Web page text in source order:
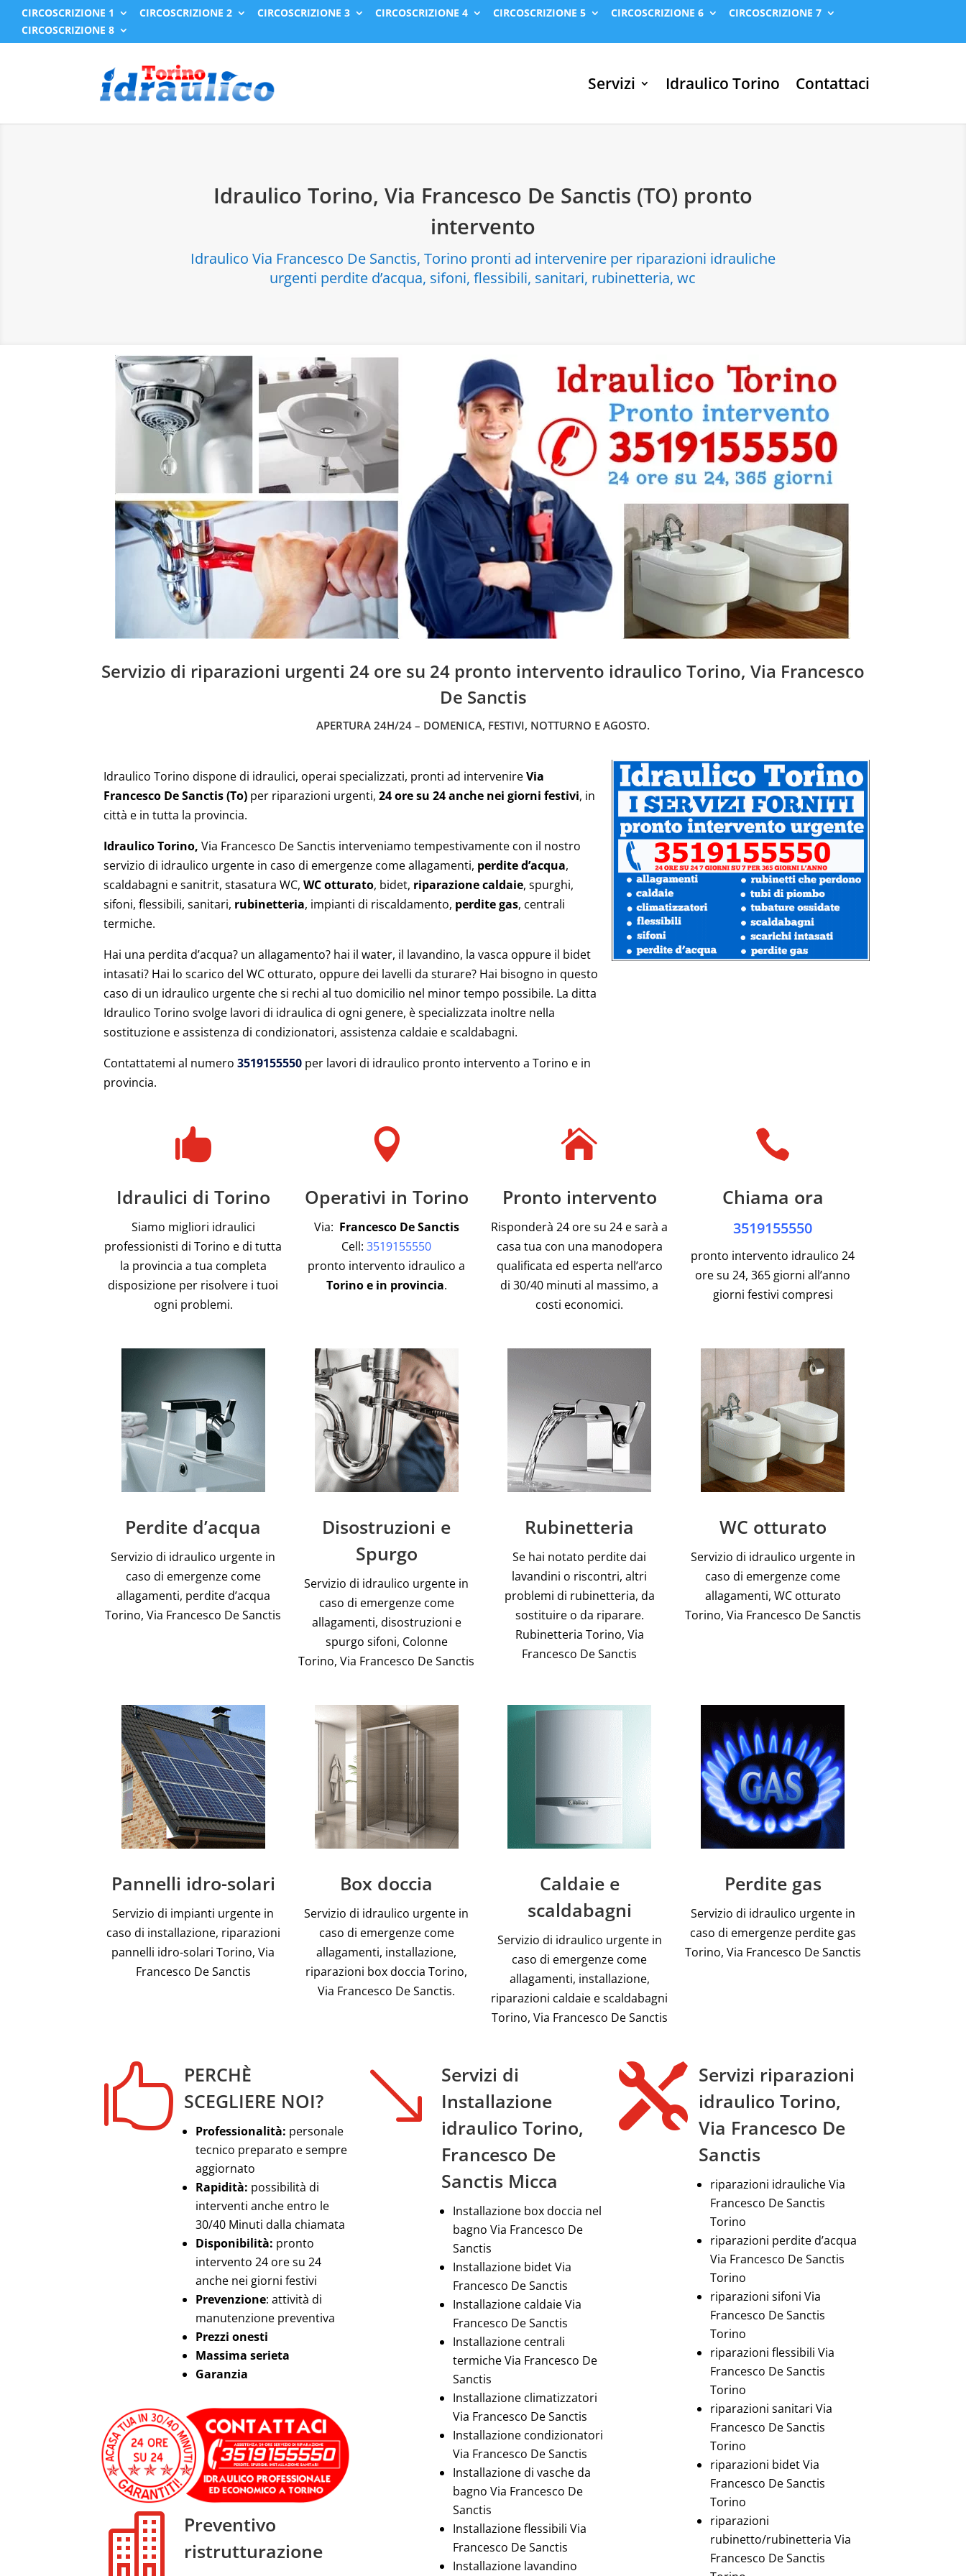
CIRCOSCRIZIONE 1 CIRCOSCRIZIONE 2 CIRCOSCRIZIONE 3 CIRCOSCRIZIONE 4 CIRCOSCRIZIONE 5 CIRCOSCRIZIONE 6
CIRCOSCRIZIONE 7
CIRCOSCRIZIONE 8
Servizi Idraulico Torino Contattaci
Idraulico Torino, Via Francesco De Sanctis (TO) pronto
intervento
Idraulico Via Francesco De Sanctis, Torino pronti ad intervenire per riparazioni idrauliche
urgenti perdite d’acqua, sifoni, flessibili, sanitari, rubinetteria, wc
Servizio di riparazioni urgenti 24 ore su 24 pronto intervento idraulico Torino, Via Francesco
De Sanctis
APERTURA 24H/24 – DOMENICA, FESTIVI, NOTTURNO E AGOSTO.
Idraulico Torino dispone di idraulici, operai specializzati, pronti ad intervenireVia
Francesco De Sanctis (To) per riparazioni urgenti, 24 ore su 24 anche nei giorni festivi, in
città e in tutta la provincia.
Idraulico Torino, Via Francesco De Sanctis interveniamo tempestivamente con il nostro
servizio di idraulico urgente in caso di emergenze come allagamenti, perdite d’acqua,
scaldabagni e sanitrit, stasatura WC,WC otturato, bidet, riparazione caldaie, spurghi,
sifoni, flessibili, sanitari, rubinetteria, impianti di riscaldamento, perdite gas, centrali
termiche.
Hai una perdita d’acqua? un allagamento? hai il water, il lavandino, la vasca oppure il bidet
intasati? Hai lo scarico del WC otturato, oppure dei lavelli da sturare? Hai bisogno in questo
caso di un idraulico urgente che si rechi al tuo domicilio nel minor tempo possibile. La ditta
Idraulico Torino svolge lavori di idraulica di ogni genere, è specializzata inoltre nella
sostituzione e assistenza di condizionatori, assistenza caldaie e scaldabagni.
Contattatemi al numero3519155550 per lavori di idraulico pronto intervento a Torino e in
provincia.

Idraulici di Torino
Siamo migliori idraulici
professionisti di Torino e di tutta
la provincia a tua completa
disposizione per risolvere i tuoi
ogni problemi.

Operativi in Torino
Via: Francesco De Sanctis
Cell:3519155550
pronto intervento idraulico a
Torino e in provincia.

Pronto intervento
Risponderà 24 ore su 24 e sarà a
casa tua con una manodopera
qualificata ed esperta nell’arco
di 30/40 minuti al massimo, a
costi economici.

Chiama ora
3519155550
pronto intervento idraulico 24
ore su 24, 365 giorni all’anno
giorni festivi compresi
Perdite d’acqua
Servizio di idraulico urgente in
caso di emergenze come
allagamenti, perdite d’acqua
Torino, Via Francesco De Sanctis
Disostruzioni e
Spurgo
Servizio di idraulico urgente in
caso di emergenze come
allagamenti, disostruzioni e
spurgo sifoni, Colonne
Torino, Via Francesco De Sanctis
Rubinetteria
Se hai notato perdite dai
lavandini o riscontri, altri
problemi di rubinetteria, da
sostituire o da riparare.
Rubinetteria Torino, Via
Francesco De Sanctis
WC otturato
Servizio di idraulico urgente in
caso di emergenze come
allagamenti, WC otturato
Torino, Via Francesco De Sanctis
Pannelli idro-solari
Servizio di impianti urgente in
caso di installazione, riparazioni
pannelli idro-solari Torino, Via
Francesco De Sanctis
Box doccia
Servizio di idraulico urgente in
caso di emergenze come
allagamenti, installazione,
riparazioni box doccia Torino,
Via Francesco De Sanctis.
Caldaie e
scaldabagni
Servizio di idraulico urgente in
caso di emergenze come
allagamenti, installazione,
riparazioni caldaie e scaldabagni
Torino, Via Francesco De Sanctis
Perdite gas
Servizio di idraulico urgente in
caso di emergenze perdite gas
Torino, Via Francesco De Sanctis
 PERCHÈ
SCEGLIERE NOI?
Professionalità: personale
tecnico preparato e sempre
aggiornato
Rapidità: possibilità di
interventi anche entro le
30/40 Minuti dalla chiamata
Disponibilità: pronto
intervento 24 ore su 24
anche nei giorni festivi
Prevenzione: attività di
manutenzione preventiva
Prezzi onesti
Massima serieta
Garanzia

Preventivo
ristrutturazione
'
Servizi di
Installazione
idraulico Torino,
Francesco De
Sanctis Micca
Installazione box doccia nel
bagno Via Francesco De
Sanctis
Installazione bidet Via
Francesco De Sanctis
Installazione caldaie Via
Francesco De Sanctis
Installazione centrali
termiche Via Francesco De
Sanctis
Installazione climatizzatori
Via Francesco De Sanctis
Installazione condizionatori
Via Francesco De Sanctis
Installazione di vasche da
bagno Via Francesco De
Sanctis
Installazione flessibili Via
Francesco De Sanctis
Installazione lavandino
 Servizi riparazioni
idraulico Torino,
Via Francesco De
Sanctis
riparazioni idrauliche Via
Francesco De Sanctis
Torino
riparazioni perdite d’acqua
Via Francesco De Sanctis
Torino
riparazioni sifoni Via
Francesco De Sanctis
Torino
riparazioni flessibili Via
Francesco De Sanctis
Torino
riparazioni sanitari Via
Francesco De Sanctis
Torino
riparazioni bidet Via
Francesco De Sanctis
Torino
riparazioni
rubinetto/rubinetteria Via
Francesco De Sanctis